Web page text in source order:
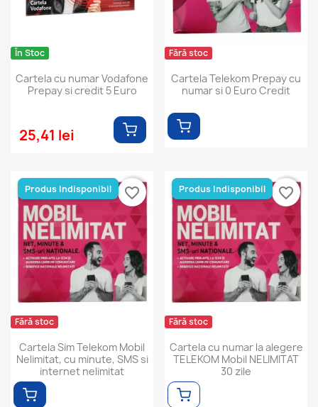
În Stoc
Cartela cu numar Vodafone
Prepay si credit 5 Euro
25,41 lei
Fără stoc
Cartela Telekom Prepay cu
numar si 0 Euro Credit
Fără stoc
Cartela Sim Telekom Mobil
Nelimitat, cu minute, SMS si
internet nelimitat
Produs Indisponibil favorite_border
Fără stoc
Cartela cu numar la alegere
TELEKOM Mobil NELIMITAT
30 zile
Produs Indisponibil favorite_border